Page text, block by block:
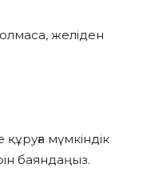
желіден
мүмкіндік
баяндаңыз.